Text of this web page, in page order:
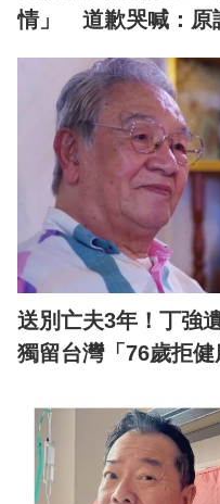
情」 道歉哭喊：原
送別亡夫3年！丁強
獨留台灣「76歲拒